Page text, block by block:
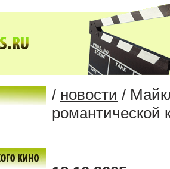
/ новости /
романтической